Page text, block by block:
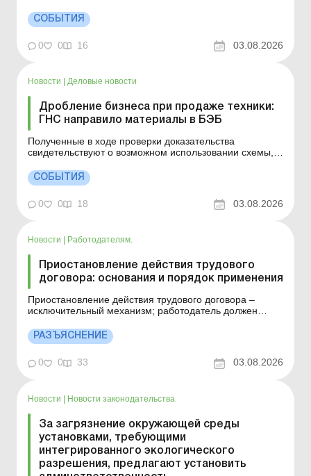
смогла опровергнуть установленные проверкой
нарушения. Решение суда по делу подтвердило, что
принцип неотвратимости ответственности действует
независимо от масшта...
СОБЫТИЯ
0 0 16 03.08.2026
Новости Деловые новости
Дробление бизнеса при продаже техники:
ГНС направило материалы в БЭБ
Полученные в ходе проверки доказательства
свидетельствуют о возможном использовании схемы,
формально распределяется между несколькими
связанными субъектами хозяйствования, хотя
фактически они работают как единый бизнес. Больше
по теме: Проверки субъектов ...
СОБЫТИЯ
0 0 18 03.08.2026
Новости Работодателям.
Приостановление действия трудового
договора: основания и порядок применения
Приостановление действия трудового договора –
исключительный механизм; работодатель должен
работу; работник также должен быть объективно
лишен возможности выполнять работу; если эти
условия не доказаны – работодатель рискует не только
проигр...
РАЗЪЯСНЕНИЕ
0 0 33 03.08.2026
Новости | Новости законодательства
За загрязнение окружающей среды
установками, требующими
интегрированного экологического
разрешения, предлагают установить